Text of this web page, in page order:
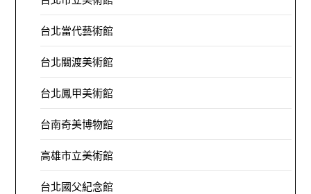
台北當代藝術館
台北關渡美術館
台北鳳甲美術館
台南奇美博物館
高雄市立美術館
台北國父紀念館